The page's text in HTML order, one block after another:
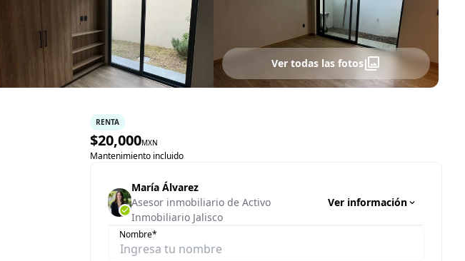
Ver todas las fotos
RENTA
$20,000MXN
Mantenimiento incluido
María Álvarez
Asesor inmobiliario de Activo
Inmobiliario Jalisco
Ver información
Nombre*